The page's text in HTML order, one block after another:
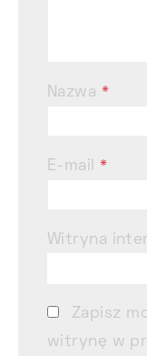
Nazwa *
E-mail*
Witryna
Zapisz
witrynę w